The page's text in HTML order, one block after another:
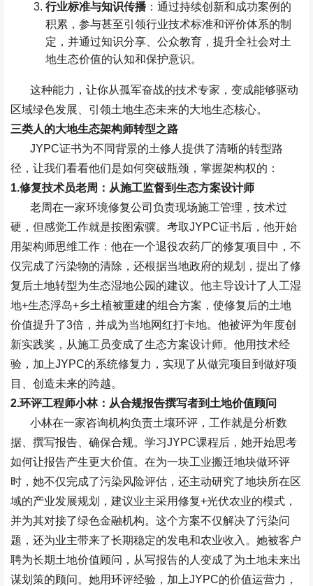
行业标准与知识传播 ：通过持续创新和成功案例的
积累，参与甚至引领行业技术标准和评价体系的制
定，并通过知识分享、公众教育，提升全社会对土
地生态价值的认知和保护意识。
这种能力，让你从孤军奋战的技术专家，变成能够驱动
区域绿色发展、引领土地生态未来的大地生态核心。
三类人的大地生态架构师转型之路
JYPC证书为不同背景的土修人提供了清晰的转型路
径，让我们看看他们是如何突破瓶颈，掌握架构权的：
1.修复技术员老周：从施工监督到生态方案设计师
老周在一家环境修复公司负责现场施工管理，技术过
硬，但感觉工作就是按图索骥。考取JYPC证书后，他开始
用架构师思维工作：他在一个退役农药厂的修复项目中，不
仅完成了污染物的清除，还根据当地政府的规划，提出了修
复后土地转型为生态湿地公园的建议。他主导设计了人工湿
地+生态浮岛+乡土植被重建的组合方案，使修复后的土地
价值提升了3倍，并成为当地网红打卡地。他被评为年度创
新实践奖，从施工员变成了生态方案设计师。他用技术经
验，加上JYPC的系统修复力，实现了从做完项目到做好项
目、创造未来的跨越。
2.环评工程师小林：从合规报告撰写者到土地价值顾问
小林在一家咨询机构负责土壤环评，工作就是分析数
据、撰写报告、确保合规。学习JYPC课程后，她开始思考
如何让报告产生更大价值。在为一块工业搬迁地块做环评
时，她不仅完成了污染风险评估，还主动研究了地块所在区
域的产业发展规划，建议业主采用修复+光伏农业的模式，
并为其对接了绿色金融机构。这个方案不仅解决了污染问
题，还为业主带来了长期稳定的发电和农业收入。她被客户
聘为长期土地价值顾问，从写报告的人变成了为土地未来出
谋划策的顾问。她用环评经验，加上JYPC的价值运营力，